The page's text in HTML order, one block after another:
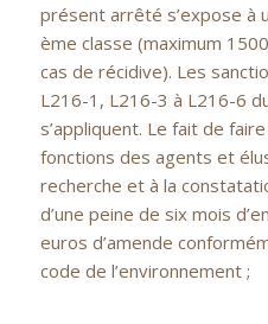
présent arrêté s’expose à
ème classe (maximum
cas de récidive). Les
L216-1, L216-3 à L216-6
s’appliquent. Le fait de
fonctions des agents et
recherche et à la
d’une peine de six mois
euros d’amende
code de l’environnement ;